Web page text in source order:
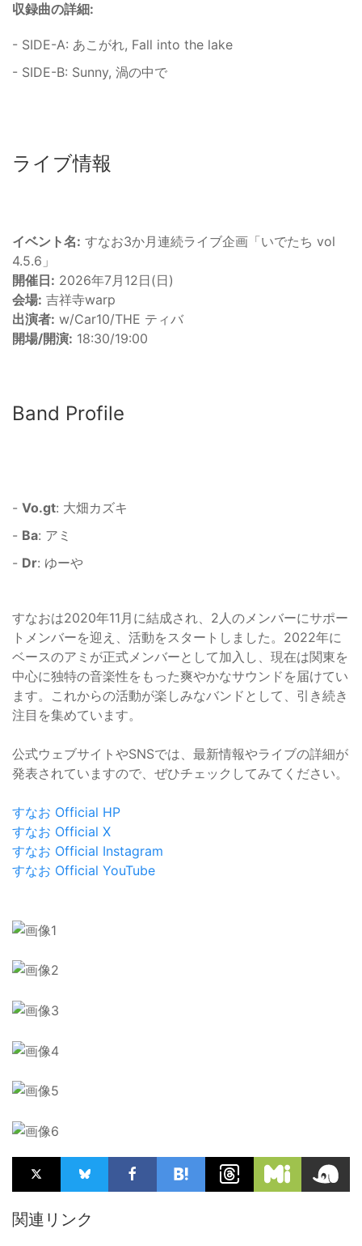
収録曲の詳細:
- SIDE-A: あこがれ, Fall into the lake
- SIDE-B: Sunny, 渦の中で
ライブ情報
イベント名: すなお3か月連続ライブ企画「いでたち vol
4.5.6」
開催日: 2026年7月12日(日)
会場: 吉祥寺warp
出演者: w/Car10/THE ティバ
開場/開演: 18:30/19:00
Band Profile
- Vo.gt: 大畑カズキ
- Ba: アミ
- Dr: ゆーや
すなおは2020年11月に結成され、2人のメンバーにサポー
トメンバーを迎え、活動をスタートしました。2022年に
ベースのアミが正式メンバーとして加入し、現在は関東を
中心に独特の音楽性をもった爽やかなサウンドを届けてい
ます。これからの活動が楽しみなバンドとして、引き続き
注目を集めています。
公式ウェブサイトやSNSでは、最新情報やライブの詳細が
発表されていますので、ぜひチェックしてみてください。
すなお Official HP
すなお Official X
すなお Official Instagram
すなお Official YouTube
関連リンク